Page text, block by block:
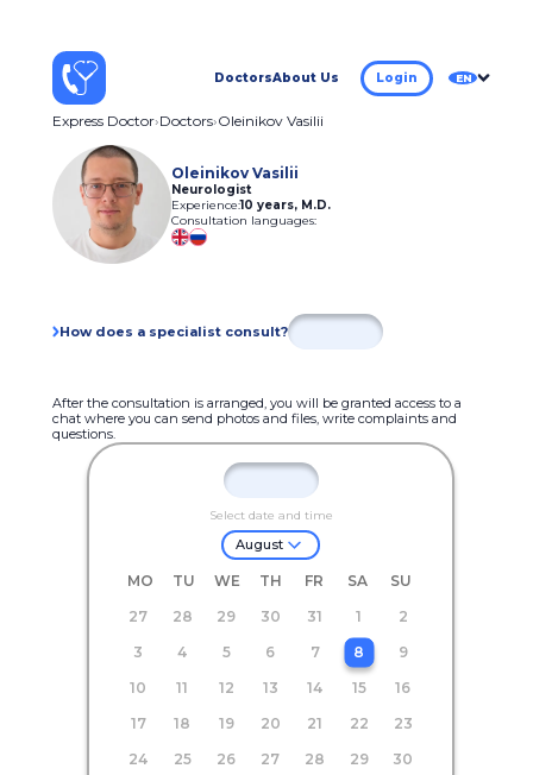
DoctorsAbout Us Login EN
Express Doctor Doctors Oleinikov Vasilii
Oleinikov Vasilii
Neurologist
Experience:10 years, M.D.
Consultation languages:
How does a specialist consult?
After the consultation is arranged, you will be granted access to a
chat where you can send photos and files, write complaints and
questions.
Select date and time
August
MO TU WE TH FR SA
SU
27
28 29 30 31 1
2
3
4 5 6 7 8
9
10
11 12 13 14 15
16
17
18 19 20 21 22
23
24
25 26 27 28 29
30